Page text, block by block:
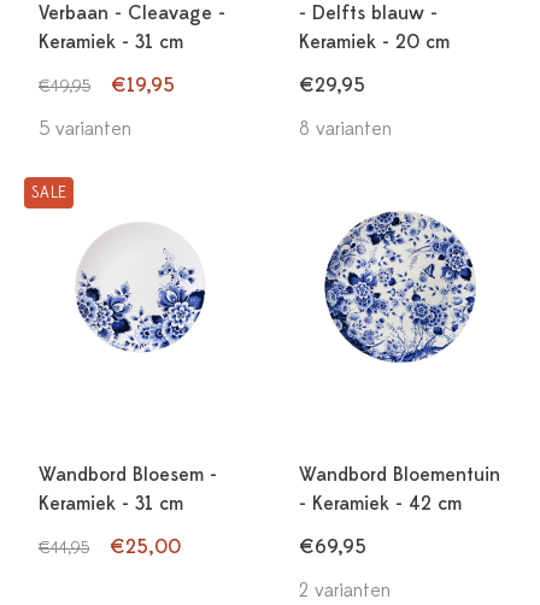
Verbaan - Cleavage -
Keramiek - 31 cm
€49,95
€19,95
5 varianten
- Delfts blauw -
Keramiek - 20 cm
€29,95
8 varianten
SALE
Wandbord Bloesem -
Keramiek - 31 cm
€44,95 €25,00
Wandbord Bloementuin
- Keramiek - 42 cm
€69,95
2 varianten